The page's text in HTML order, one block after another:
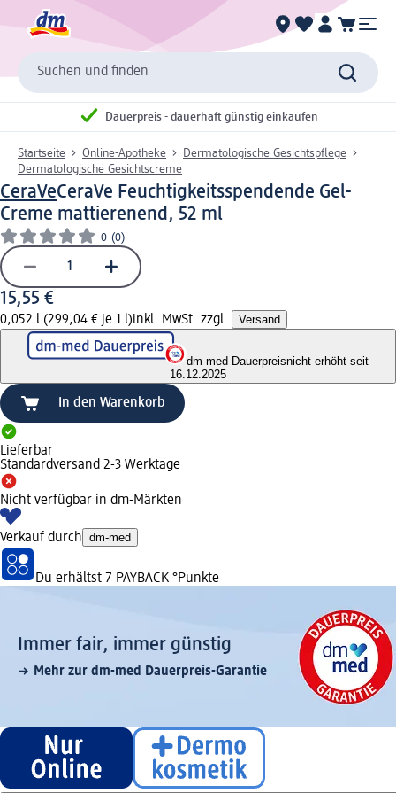
Suchen und finden
Dauerpreis - dauerhaft günstig einkaufen
Startseite Online-Apotheke
Dermatologische Gesichtspflege
Dermatologische Gesichtscreme
CeraVeCeraVe Feuchtigkeitsspendende Gel-
Creme mattierenend, 52 ml
0 (0)
15,55 €
0,052 l (299,04 € je 1 l)inkl. MwSt. zzgl. Versand
dm-med Dauerpreisnicht erhöht seit
16.12.2025
In den Warenkorb
Lieferbar
Standardversand 2-3 Werktage
Nicht verfügbar in dm-Märkten
Verkauf durch dm-med
Du erhältst 7 PAYBACK °Punkte
Immer fair,­ immer günstig
Mehr zur dm-med Dauerpreis-Garantie